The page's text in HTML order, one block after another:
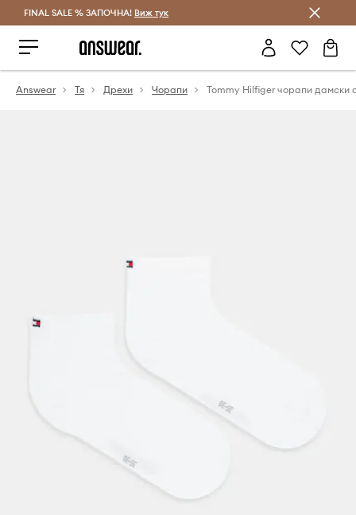
Спестявай с Answear Club
FINAL SALE % ЗАПОЧНА! Виж тук
Answear Тя Дрехи Чорапи